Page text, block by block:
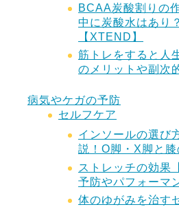
BCAA炭酸割りの
中に炭酸水はあり
【XTEND】
筋トレをすると人
のメリットや副次
病気やケガの予防
セルフケア
インソールの選び
説！O脚・X脚と
ストレッチの効果
予防やパフォーマ
体のゆがみを治す